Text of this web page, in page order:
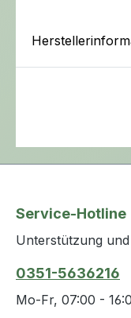
Service-Hotline
Unterstützung
0351-5636216
Mo-Fr, 07:00 -